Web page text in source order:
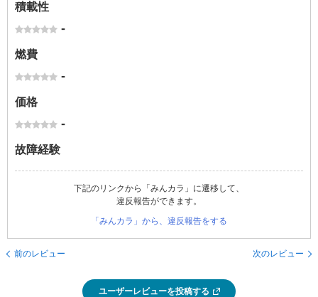
積載性
-
燃費
-
価格
-
故障経験
下記のリンクから「みんカラ」に遷移して、
違反報告ができます。
「みんカラ」から、違反報告をする
前のレビュー 次のレビュー
ユーザーレビューを投稿する